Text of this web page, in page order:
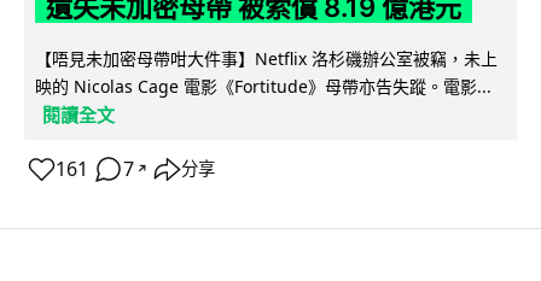
遺失未加密母帶 被索償 8.19 億港元
【唔見未加密母帶咁大件事】Netflix 洛杉磯辦公室被竊，未上
映的 Nicolas Cage 電影《Fortitude》母帶亦告失蹤。電影...
閱讀全文
161 7 ↗ 分享